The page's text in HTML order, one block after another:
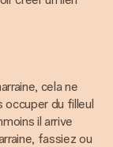
cela ne
occuper du filleul
il arrive
fassiez ou